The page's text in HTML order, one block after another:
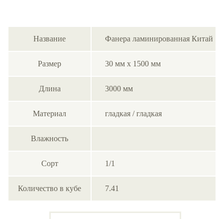
Название Фанера ламинированная Китай
Размер 30 мм х 1500 мм
Длина 3000 мм
Материал гладкая / гладкая
Влажность
Сорт 1/1
Количество в кубе 7.41